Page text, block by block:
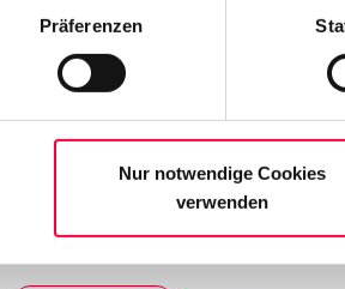
Präferenzen
Nur notwendige Cookies
verwenden
System Management
Server CLI (TUI) Interface
Access the TUI (Text User Interface) interface